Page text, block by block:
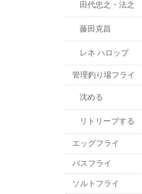
田代忠之・法之
藤田克昌
レネ ハロップ
管理釣り場フライ
沈める
リトリーブする
エッグフライ
バスフライ
ソルトフライ